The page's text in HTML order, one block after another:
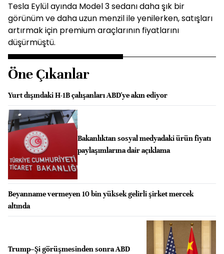
Tesla Eylül ayında Model 3 sedanı daha şık bir
görünüm ve daha uzun menzil ile yenilerken, satışları
artırmak için premium araçlarının fiyatlarını
düşürmüştü.
Öne Çıkanlar
Yurt dışındaki H-1B çalışanları ABD'ye akın ediyor
Bakanlıktan sosyal medyadaki ürün fiyatı
paylaşımlarına dair açıklama
Beyanname vermeyen 10 bin yüksek gelirli şirket mercek
altında
Trump–Şi görüşmesinden sonra ABD